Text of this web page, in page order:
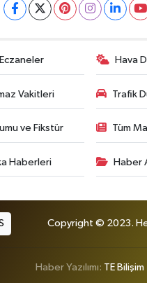
Hava
Vakitleri Trafik
ve Fikstür Tüm
Haberleri Haber
Copyright © 2023. Her
Haber Yazılımı: TE Bilişim